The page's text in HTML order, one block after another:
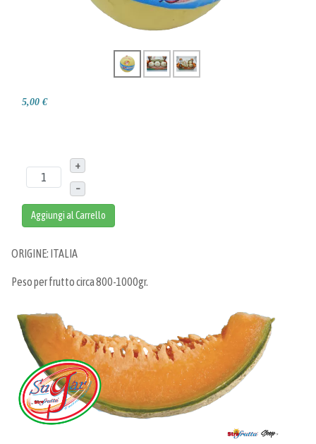
5,00 €
+
–
Aggiungi al Carrello
ORIGINE: ITALIA
Peso per frutto circa 800-1000gr.